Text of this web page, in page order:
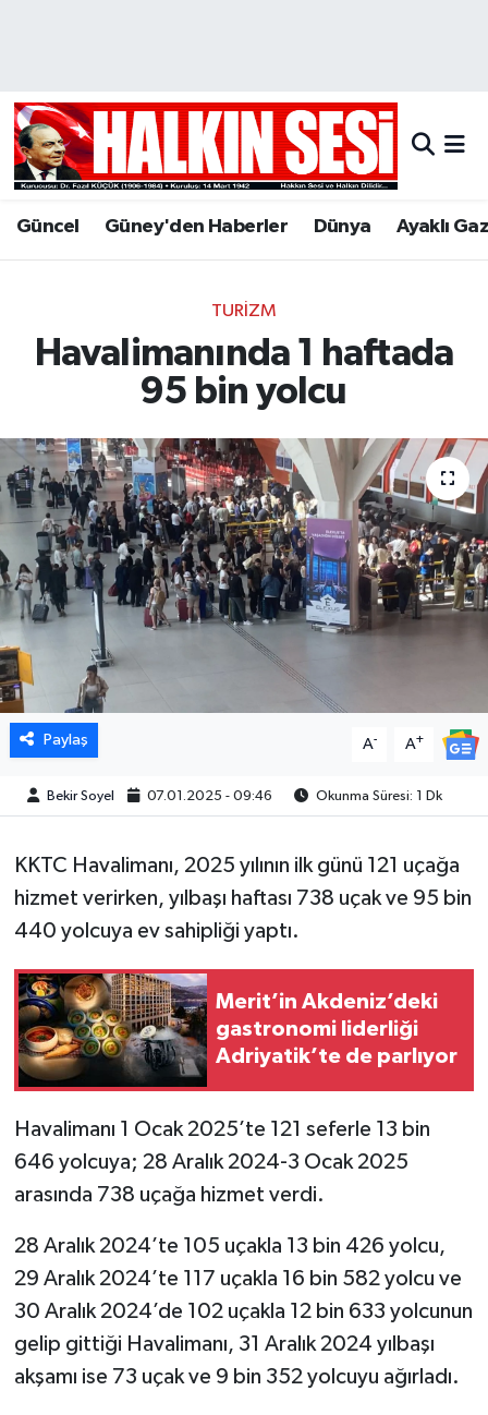
Güncel Güney'den Haberler Dünya Ayaklı
TURIZM
Havalimanında 1 haftada
95 bin yolcu
Paylaş A- A+
Bekir Soyel 07.01.2025 - 09:46 Okunma Süresi: 1 Dk
KKTC Havalimanı, 2025 yılının ilk günü 121 uçağa
hizmet verirken, yılbaşı haftası 738 uçak ve 95 bin
440 yolcuya ev sahipliği yaptı.
Merit’in Akdeniz’deki
gastronomi liderliği
Adriyatik’te de parlıyor
Havalimanı 1 Ocak 2025’te 121 seferle 13 bin
646 yolcuya; 28 Aralık 2024-3 Ocak 2025
arasında 738 uçağa hizmet verdi.
28 Aralık 2024’te 105 uçakla 13 bin 426 yolcu,
29 Aralık 2024’te 117 uçakla 16 bin 582 yolcu ve
30 Aralık 2024’de 102 uçakla 12 bin 633 yolcunun
gelip gittiği Havalimanı, 31 Aralık 2024 yılbaşı
akşamı ise 73 uçak ve 9 bin 352 yolcuyu ağırladı.
Hava Durumu
Trafik Durumu
Son Dakika Haberleri